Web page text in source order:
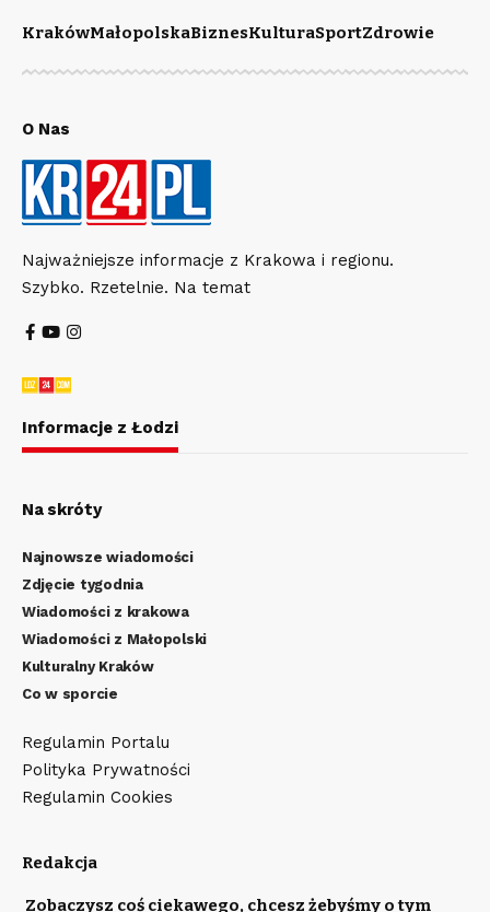
KrakówMałopolskaBiznesKulturaSportZdrowie
O Nas
Najważniejsze informacje z Krakowa i regionu.
Szybko. Rzetelnie. Na temat
Informacje z Łodzi
Na skróty
Najnowsze wiadomości
Zdjęcie tygodnia
Wiadomości z krakowa
Wiadomości z Małopolski
Kulturalny Kraków
Co w sporcie
Regulamin Portalu
Polityka Prywatności
Regulamin Cookies
Redakcja
Zobaczysz coś ciekawego, chcesz żebyśmy o tym